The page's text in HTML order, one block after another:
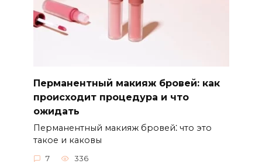
Перманентный макияж бровей: как
происходит процедура и что
ожидать
Перманентный макияж бровей⁚ что это
такое и каковы
7 336